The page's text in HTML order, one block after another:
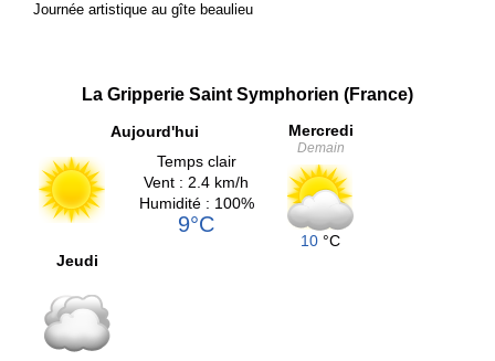
Journée artistique au gîte beaulieu
La Gripperie Saint Symphorien (France)
Aujourd'hui
Temps clair
Vent : 2.4 km/h
Humidité : 100%
9°C
Mercredi
Demain
10 °C
Jeudi